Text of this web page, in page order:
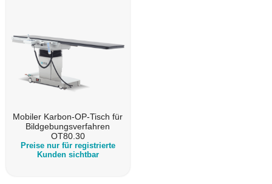
Mobiler Karbon-OP-Tisch für
Bildgebungsverfahren
OT80.30
Preise nur für registrierte
Kunden sichtbar